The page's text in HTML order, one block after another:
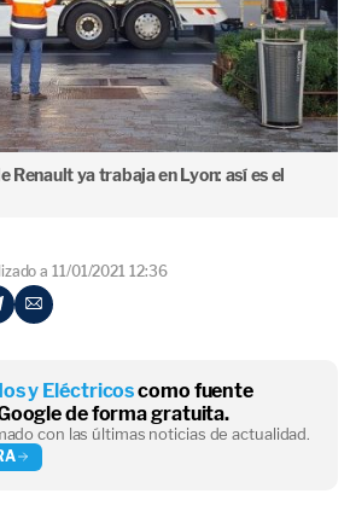
Renault ya trabaja en Lyon: así es el
a 11/01/2021 12:36
y Eléctricoscomo fuente
de forma gratuita.
con las últimas noticias de actualidad.